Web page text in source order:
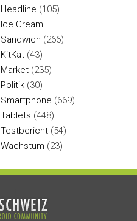
Headline (105)
Ice Cream
Sandwich (266)
KitKat (43)
Market (235)
Politik (30)
Smartphone (669)
Tablets (448)
Testbericht (54)
Wachstum (23)